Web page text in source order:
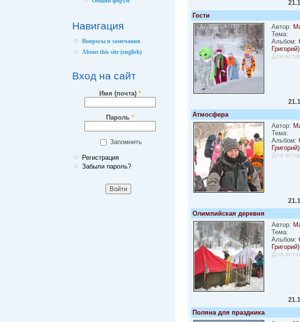
Навигация
Вопросы и замечания
About this site (english)
Вход на сайт
Имя (почта) *
Пароль *
Запомнить
Регистрация
Забыли пароль?
Гости
Автор:
Тема:
Альбом:
Григорий)
Для
Атмосфера
Автор:
Тема:
Альбом:
Григорий)
Для
Олимпийская деревня
Автор:
Тема:
Альбом:
Григорий)
Для
Поляна для праздника